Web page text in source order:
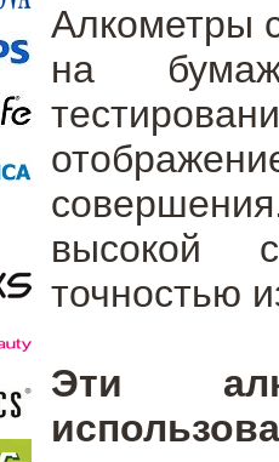
Алкометры
на
высокой
точностью
Эти